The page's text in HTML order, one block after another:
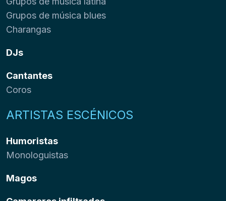
Grupos de música blues
Charangas
DJs
Cantantes
Coros
ARTISTAS ESCÉNICOS
Humoristas
Monologuistas
Magos